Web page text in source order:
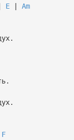
E| Am
F